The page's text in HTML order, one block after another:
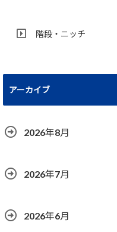
階段・ニッチ
アーカイブ
2026年8月
2026年7月
2026年6月